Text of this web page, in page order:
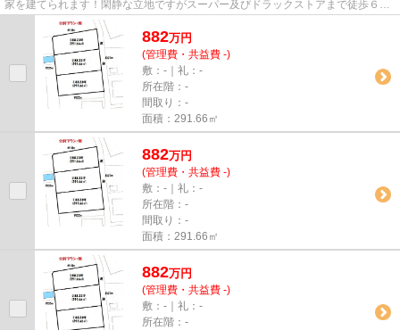
家を建てられます！閑静な立地ですがスーパー及びドラックストアまで徒歩６
分・東武新鹿沼駅まで徒歩７分。
882万円
(管理費・共益費 -)
敷：-｜礼：-
所在階：-
間取り：-
面積：291.66㎡
882万円
(管理費・共益費 -)
敷：-｜礼：-
所在階：-
間取り：-
面積：291.66㎡
882万円
(管理費・共益費 -)
敷：-｜礼：-
所在階：-